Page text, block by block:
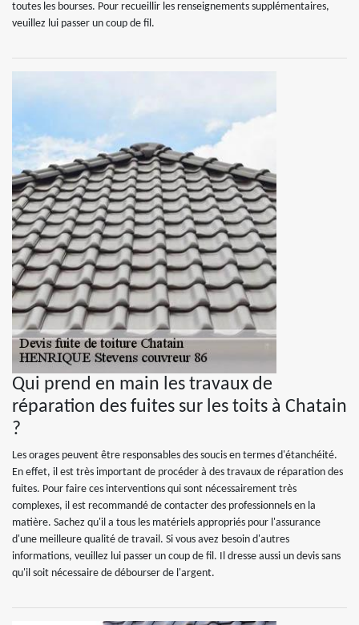
toutes les bourses. Pour recueillir les renseignements supplémentaires,
veuillez lui passer un coup de fil.
Qui prend en main les travaux de
réparation des fuites sur les toits à Chatain
?
Les orages peuvent être responsables des soucis en termes d'étanchéité.
En effet, il est très important de procéder à des travaux de réparation des
fuites. Pour faire ces interventions qui sont nécessairement très
complexes, il est recommandé de contacter des professionnels en la
matière. Sachez qu'il a tous les matériels appropriés pour l'assurance
d'une meilleure qualité de travail. Si vous avez besoin d'autres
informations, veuillez lui passer un coup de fil. Il dresse aussi un devis sans
qu'il soit nécessaire de débourser de l'argent.